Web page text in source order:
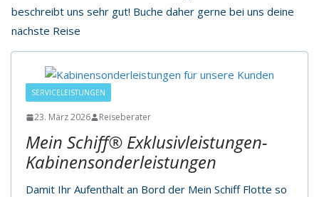
beschreibt uns sehr gut! Buche daher gerne bei uns deine
nächste Reise
SERVICELEISTUNGEN
23. März 2026 Reiseberater
Mein Schiff® Exklusivleistungen-
Kabinensonderleistungen
Damit Ihr Aufenthalt an Bord der Mein Schiff Flotte so